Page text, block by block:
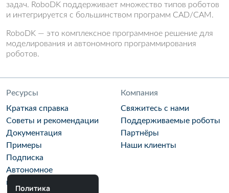
задач. RoboDK поддерживает множество типов роботов
и интегрируется с большинством программ CAD/CAM.
RoboDK — это комплексное программное решение для
моделирования и автономного программирования
роботов.
Ресурсы
Краткая справка
Советы и рекомендации
Документация
Примеры
Подписка
Автономное
программирование
Компания
Свяжитесь с нами
Поддерживаемые роботы
Партнёры
Наши клиенты
Политика